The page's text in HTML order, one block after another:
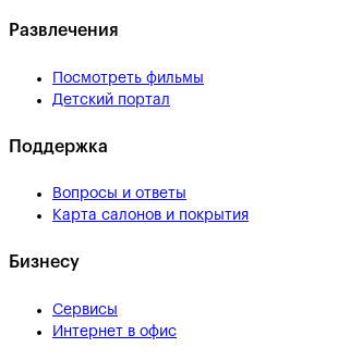
Развлечения
Посмотреть фильмы
Детский портал
Поддержка
Вопросы и ответы
Карта салонов и покрытия
Бизнесу
Сервисы
Интернет в офис